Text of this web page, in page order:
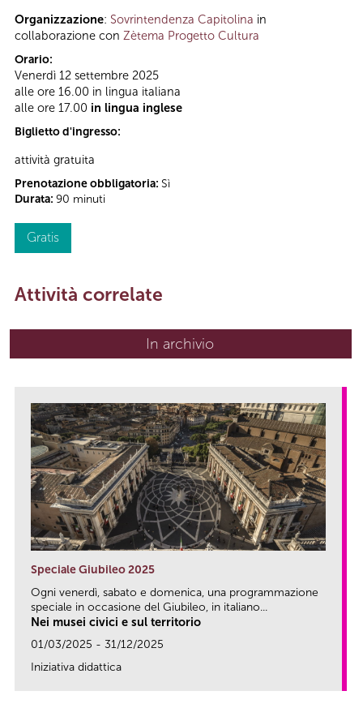
Organizzazione: Sovrintendenza Capitolina in
collaborazione con Zètema Progetto Cultura
Orario:
Venerdì 12 settembre 2025
alle ore 16.00 in lingua italiana
alle ore 17.00 in lingua inglese
Biglietto d'ingresso:
attività gratuita
Prenotazione obbligatoria: Sì
Durata: 90 minuti
Gratis
Attività correlate
In archivio
Speciale Giubileo 2025
Ogni venerdì, sabato e domenica, una programmazione
speciale in occasione del Giubileo, in italiano...
Nei musei civici e sul territorio
01/03/2025 - 31/12/2025
Iniziativa didattica